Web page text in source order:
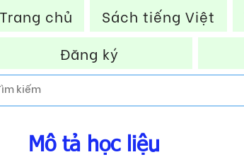
Trang chủ Sách tiếng Việt
Đăng ký
Mô tả học liệu